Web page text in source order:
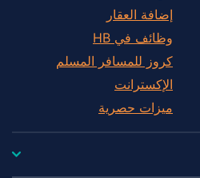
إضافة العقار
وظائف في HB
كروز للمسافر المسلم
الإكسترانت
ميزات حصرية